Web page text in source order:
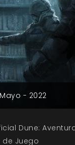
Mayo - 2022
Dune:
de Juego